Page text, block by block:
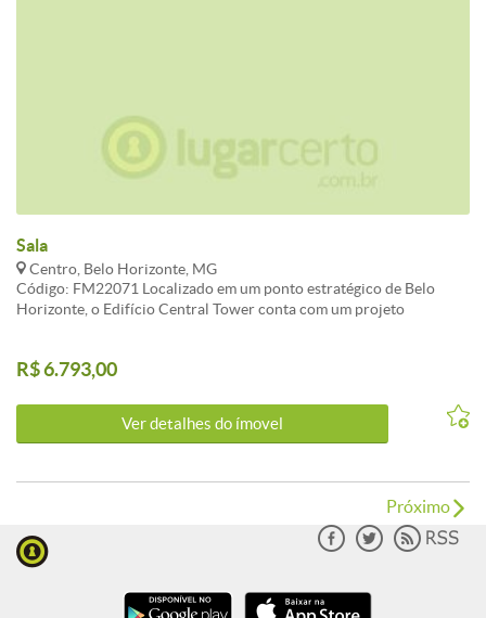
Sala
Centro, Belo Horizonte, MG
Código: FM22071 Localizado em um ponto estratégico de Belo
Horizonte, o Edifício Central Tower conta com um projeto
fernandomendoncaimoveis.com.br CARACTERISTICAS:3 Elevador
R$ 6.793,00
Ver detalhes do ímovel
Próximo